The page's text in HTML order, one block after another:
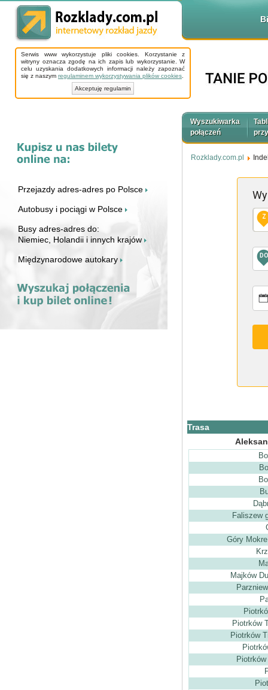
Serwis www wykorzystuje pliki cookies. Korzystanie z
witryny oznacza zgodę na ich zapis lub wykorzystanie. W
celu uzyskania dodatkowych informacji należy zapoznać
się z naszym regulaminem wykorzystywania plików cookies
Akceptuję regulamin
Przejazdy adres-adres po Polsce
Autobusy i pociągi w Polsce
Busy adres-adres do:
Niemiec, Holandii i innych krajów
Międzynarodowe autokary
Wyszukiwarka
połączeń
Rozklady.com.pl
Z
DO
Trasa
Faliszew
Góry
Majków
Piotrków
Piotrków